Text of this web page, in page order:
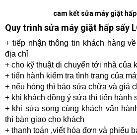
cam kết sửa máy giặt
Quy trình sửa máy giặt hấp sấy
+ tiếp nhận thông tin khách hàng
địa chỉ
+ cho kỹ thuật di chuyển tới nhà của
+ tiến hành kiểm tra tình trang của
+ nếu hỏng thì báo sửa chữa và giá
+ khi khách đồng ý sửa thì tiến hành
+ khi sửa song cùng khách vận
thì bàn giao cho khách
+ thanh toán ,viết hóa đơn và phiếu